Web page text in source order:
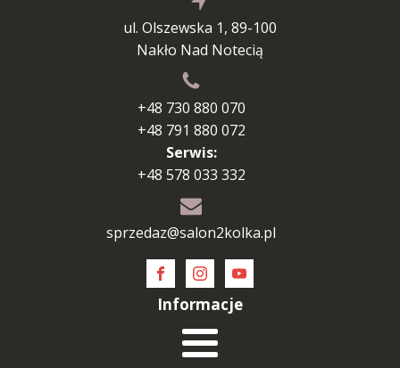
ul. Olszewska 1, 89-100
Nakło Nad Notecią
+48 730 880 070
+48 791 880 072
Serwis:
+48 578 033 332
sprzedaz@salon2kolka.pl
Informacje